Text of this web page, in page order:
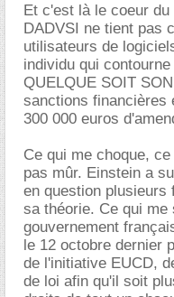
Et c'est là le coeur
DADVSI ne tient pas
utilisateurs de
individu qui
QUELQUE SOIT
sanctions financières
300 000 euros
Ce qui me choque,
pas mûr. Einstein a
en question plusieurs
sa théorie. Ce qui
gouvernement
le 12 octobre dernier
de l'initiative EUCD,
de loi afin qu'il soit